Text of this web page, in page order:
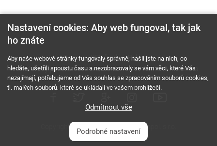
O nás RSS feed
Reklama
Podmínky použití a ochrana soukromí
Cookies Kariéra
Copyright © 2000 - 2026 NetComp, spol. s r.o.
Všechna práva vyhrazena.
Nastavení cookies: Aby web fungoval, tak jak
ho znáte
Aby naše webové stránky fungovaly správně, našli jste na nich, co
hledáte, ušetřili spoustu času a nezobrazovaly se vám věci, které Vás
nezajímají, potřebujeme od Vás souhlas se zpracováním souborů cookies,
tj. malých souborů, které se ukládají ve vašem prohlížeči.
Odmítnout vše
Podrobné nastavení